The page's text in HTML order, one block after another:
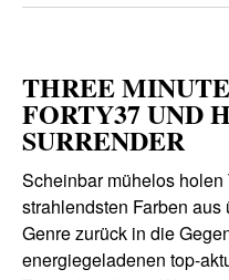
THREE
FORTY37 UND
SURRENDER
Scheinbar mühelos
strahlendsten Farben
Genre zurück in die
energiegeladenen top-